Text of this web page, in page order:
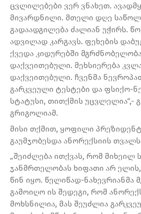
ცვლილებები ვერ ვნახეთ.
მივარდნილი. მთელი დღე
გადაადგილება ძალიან უჭირს.
ადვილად კარგავს. ფეხების
ქვედა კიდურებში
დაქვეითებული. მეხსიერება
დაქვეითებული. ჩვენმა
გარკვეული ტესტები და ფსიქო-
სტატუსი, თითქმის უცვლელია“,-
გრიგოლიამ.
მისი თქმით, ყოფილი
გაუმჯობესდა ანორექსიის
„შეიძლება ითქვას, რომ მიხეილ
ჯანმრთელობას ხიფათი არ ელის,
წინ იყო. წელიწად-ნახევრიანმა
გამოიღო ის შედეგი, რომ
მოხსნილია, მას შეუძლია